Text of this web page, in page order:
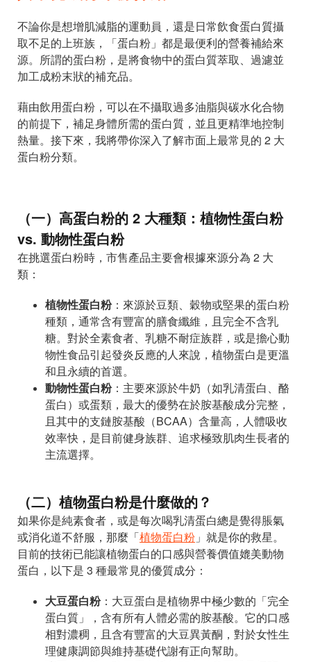
不論你是想增肌減脂的運動員，還是日常飲食蛋白質攝
取不足的上班族，「蛋白粉」都是最便利的營養補給來
源。所謂的蛋白粉，是將食物中的蛋白質萃取、過濾並
加工成粉末狀的補充品。
藉由飲用蛋白粉，可以在不攝取過多油脂與碳水化合物
的前提下，補足身體所需的蛋白質，並且更精準地控制
熱量。接下來，我將帶你深入了解市面上最常見的 2 大
蛋白粉分類。
（一）高蛋白粉的 2 大種類：植物性蛋白粉
vs. 動物性蛋白粉
在挑選蛋白粉時，市售產品主要會根據來源分為 2 大
類：
植物性蛋白粉：來源於豆類、穀物或堅果的蛋白粉
種類，通常含有豐富的膳食纖維，且完全不含乳
糖。對於全素食者、乳糖不耐症族群，或是擔心動
物性食品引起發炎反應的人來說，植物蛋白是更溫
和且永續的首選。
動物性蛋白粉：主要來源於牛奶（如乳清蛋白、酪
蛋白）或蛋類，最大的優勢在於胺基酸成分完整，
且其中的支鏈胺基酸（BCAA）含量高，人體吸收
效率快，是目前健身族群、追求極致肌肉生長者的
主流選擇。
（二）植物蛋白粉是什麼做的？
如果你是純素食者，或是每次喝乳清蛋白總是覺得脹氣
或消化道不舒服，那麼「植物蛋白粉 」就是你的救星。
目前的技術已能讓植物蛋白的口感與營養價值媲美動物
蛋白，以下是 3 種最常見的優質成分：
大豆蛋白粉：大豆蛋白是植物界中極少數的「完全
蛋白質」，含有所有人體必需的胺基酸。它的口感
相對濃稠，且含有豐富的大豆異黃酮，對於女性生
理健康調節與維持基礎代謝有正向幫助。